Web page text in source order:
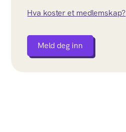
Hva koster et medlemskap?
Meld deg inn